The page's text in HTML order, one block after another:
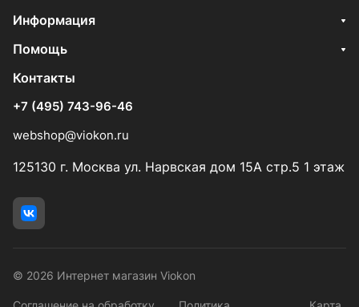
Информация
Помощь
Контакты
+7 (495) 743-96-46
webshop@viokon.ru
125130 г. Москва ул. Нарвская дом 15А стр.5 1 этаж
© 2026 Интернет магазин Viokon